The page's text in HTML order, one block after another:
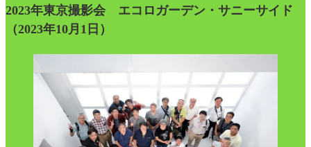
2023年東京撮影会 エコロガーデン・サニーサイド
（2023年10月1日）